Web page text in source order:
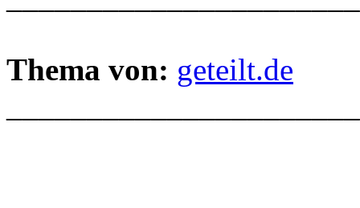
Thema von: geteilt.de